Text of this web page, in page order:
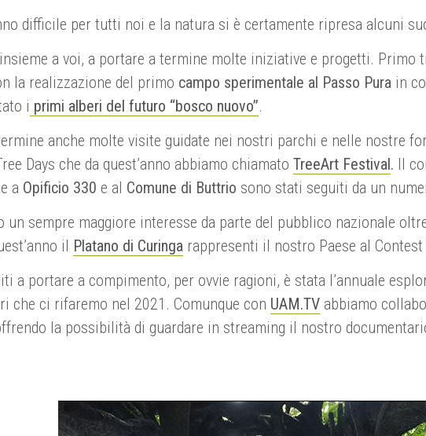
difficile per tutti noi e la natura si è certamente ripresa alcuni
a voi, a portare a termine molte iniziative e progetti. Primo
la realizzazione del primo campo sperimentale al Passo Pura in
i primi alberi del futuro “bosco nuovo”.
anche molte visite guidate nei nostri parchi e nelle nostre
Days che da quest’anno abbiamo chiamato TreeArt Festival. Il
a Opificio 330 e al Comune di Buttrio sono stati seguiti da un
un sempre maggiore interesse da parte del pubblico nazionale
il Platano di Curinga rappresenti il nostro Paese al
a portare a compimento, per ovvie ragioni, è stata l’annuale
che ci rifaremo nel 2021. Comunque con UAM.TV abbiamo
la possibilità di guardare in streaming il nostro